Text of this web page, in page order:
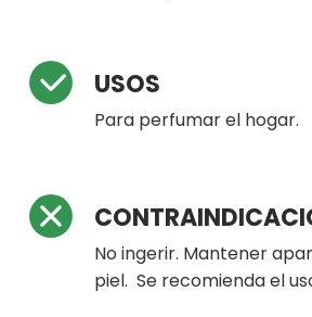
USOS
Para perfumar el hogar.
No ingerir. Mantener
piel. Se recomienda el